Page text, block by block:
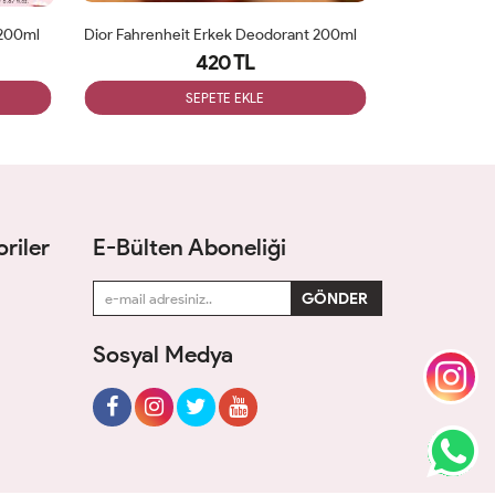
Dior Fahrenheit Erkek Deodorant 200ml
420 TL
SEPETE EKLE
E-Bülten Aboneliği
Sosyal Medya